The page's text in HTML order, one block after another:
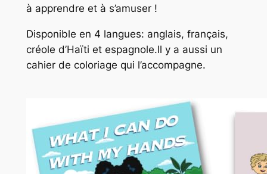
à apprendre et à s’amuser !
Disponible en 4 langues: anglais, français,
créole d’Haïti et espagnole.Il y a aussi un
cahier de coloriage qui l’accompagne.